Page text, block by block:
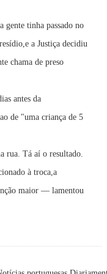
gente tinha passado no
a Justiça decidiu
chama de preso
antes da
de "uma criança de 5
rua. Tá aí o resultado.
à troca,a
maior — lamentou